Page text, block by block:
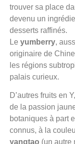
trouver sa place
devenu un
desserts raffinés.
Le yumberry,
originaire de
les régions
palais curieux.
D’autres fruits en
de la passion
botaniques à part
connus, à la
yangtao (un autre